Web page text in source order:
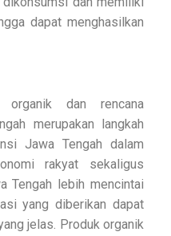
dapat menghasilkan
organik dan rencana
merupakan langkah
Jawa Tengah dalam
rakyat sekaligus
Tengah lebih mencintai
yang diberikan dapat
jelas. Produk organik